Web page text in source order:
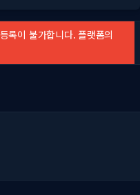
록이 불가합니다. 플랫폼의